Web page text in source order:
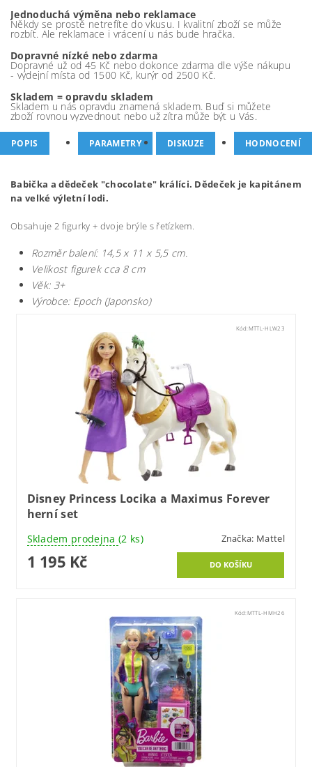
Jednoduchá výměna nebo reklamace
Někdy se prostě netrefíte do vkusu. I kvalitní zboží se může
rozbít. Ale reklamace i vrácení u nás bude hračka.
Dopravné nízké nebo zdarma
Dopravné už od 45 Kč nebo dokonce zdarma dle výše nákupu
- výdejní místa od 1500 Kč, kurýr od 2500 Kč.
Skladem = opravdu skladem
Skladem u nás opravdu znamená skladem. Buď si můžete
zboží rovnou vyzvednout nebo už zítra může být u Vás.
POPIS PARAMETRY DISKUZE HODNOCENÍ
Babička a dědeček "chocolate" králíci. Dědeček je kapitánem
na velké výletní lodi.
Obsahuje 2 figurky + dvoje brýle s řetízkem.
Rozměr balení: 14,5 x 11 x 5,5 cm.
Velikost figurek cca 8 cm
Věk: 3+
Výrobce: Epoch (Japonsko)
Kód: MTTL-HLW23
Disney Princess Locika a Maximus Forever
herní set
Skladem prodejna (2 ks) Značka: Mattel
1 195 Kč
Kód: MTTL-HMH26